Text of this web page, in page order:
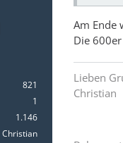
821
1
1.146
Christian
Am Ende
Die
Lieben
Christian